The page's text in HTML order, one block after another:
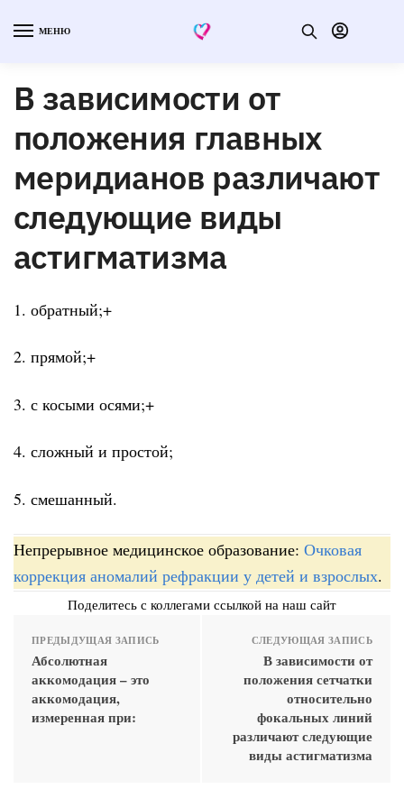
МЕНЮ
В зависимости от
положения главных
меридианов различают
следующие виды
астигматизма
1. обратный;+
2. прямой;+
3. с косыми осями;+
4. сложный и простой;
5. смешанный.
Непрерывное медицинское образование: Очковая
коррекция аномалий рефракции у детей и взрослых.
Поделитесь с коллегами ссылкой на наш сайт
ПРЕДЫДУЩАЯ ЗАПИСЬ
Абсолютная
аккомодация – это
аккомодация,
измеренная при:
СЛЕДУЮЩАЯ ЗАПИСЬ
В зависимости от
положения сетчатки
относительно
фокальных линий
различают следующие
виды астигматизма